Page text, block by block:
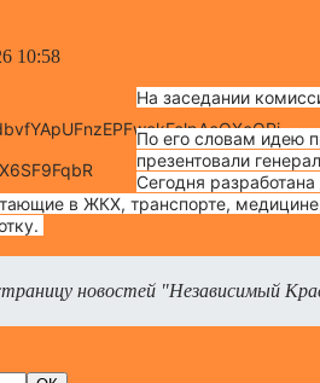
10:58
На заседании
По его словам идею
презентовали
Сегодня
в ЖКХ, транспорте,
новостей "Независимый